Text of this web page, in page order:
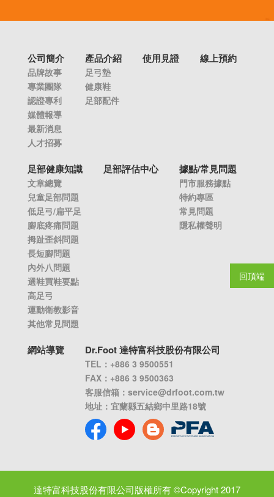
回頂端
公司簡介
品牌故事
專業團隊
認證專利
媒體報導
最新消息
人才招募
產品介紹
足弓墊
健康鞋
足部配件
使用見證 線上預約
足部健康知識
文章總覽
兒童足部問題
低足弓/扁平足
腳底疼痛問題
拇趾歪斜問題
長短腳問題
內外八問題
選鞋買鞋要點
高足弓
運動衛教影音
其他常見問題
足部評估中心 據點/常見問題
門市服務據點
特約專區
常見問題
隱私權聲明
網站導覽 Dr.Foot 達特富科技股份有限公司
TEL：+886 3 9500551
FAX：+886 3 9500363
客服信箱： service@drfoot.com.tw
地址：宜蘭縣五結鄉中里路18號
達特富科技股份有限公司版權所有 ©Copyright 2017